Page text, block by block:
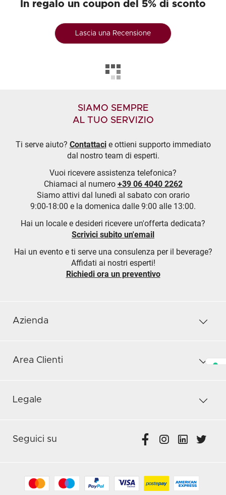
In regalo un coupon del 5% di sconto
Lascia una Recensione
SIAMO SEMPRE
AL TUO SERVIZIO
Ti serve aiuto? Contattacie ottieni supporto immediato
dal nostro team di esperti.
Vuoi ricevere assistenza telefonica?
Chiamaci al numero +39 06 4040 2262
Siamo attivi dal lunedì al sabato con orario
9:00-18:00 e la domenica dalle 9:00 alle 13:00.
Hai un locale e desideri ricevere un'offerta dedicata?
Scrivici subito un'email
Hai un evento e ti serve una consulenza per il beverage?
Affidati ai nostri esperti!
Richiedi ora un preventivo
Azienda
Area Clienti
Legale
Seguici su